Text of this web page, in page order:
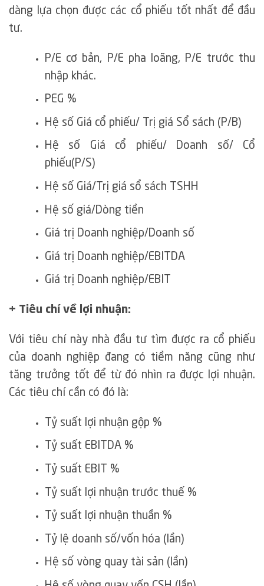
dàng lựa chọn được các cổ phiếu tốt nhất để đầu
tư.
P/E cơ bản, P/E pha loãng, P/E trước thu
nhập khác.
PEG %
Hệ số Giá cổ phiếu/ Trị giá Sổ sách (P/B)
Hệ số Giá cổ phiếu/ Doanh số/ Cổ
phiếu(P/S)
Hệ số Giá/Trị giá sổ sách TSHH
Hệ số giá/Dòng tiền
Giá trị Doanh nghiệp/Doanh số
Giá trị Doanh nghiệp/EBITDA
Giá trị Doanh nghiệp/EBIT
+ Tiêu chí về lợi nhuận:
Với tiêu chí này nhà đầu tư tìm được ra cổ phiếu
của doanh nghiệp đang có tiềm năng cũng như
tăng trưởng tốt để từ đó nhìn ra được lợi nhuận.
Các tiêu chí cần có đó là:
Tỷ suất lợi nhuận gộp %
Tỷ suất EBITDA %
Tỷ suất EBIT %
Tỷ suất lợi nhuận trước thuế %
Tỷ suất lợi nhuận thuần %
Tỷ lệ doanh số/vốn hóa (lần)
Hệ số vòng quay tài sản (lần)